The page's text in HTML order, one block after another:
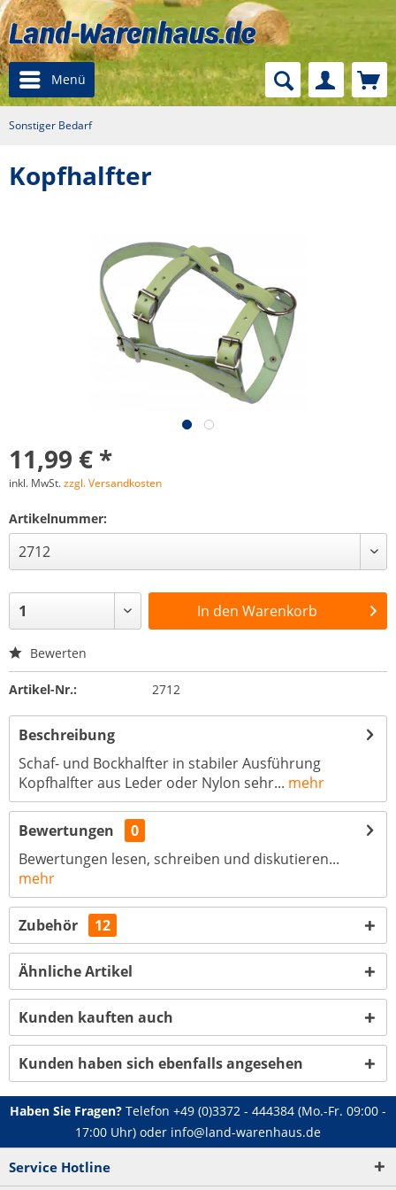
Menü
Sonstiger Bedarf
Kopfhalfter
11,99 € *
inkl. MwSt.zzgl. Versandkosten
Artikelnummer:
In den Warenkorb
Bewerten
Artikel-Nr.: 2712
Beschreibung
Schaf- und Bockhalfter in stabiler Ausführung
Kopfhalfter aus Leder oder Nylon sehr... mehr
Bewertungen
0
Bewertungen lesen, schreiben und diskutieren...
mehr
Zubehör 12
Ähnliche Artikel
Kunden kauften auch
Kunden haben sich ebenfalls angesehen
Haben Sie Fragen? Telefon +49 (0)3372 - 444384 (Mo.-Fr. 09:00 -
17:00 Uhr) oder info@land-warenhaus.de
Service Hotline